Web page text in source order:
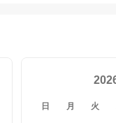
日 月 火